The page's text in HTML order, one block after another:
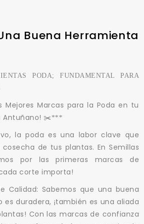
Buena Herramienta
PODA; FUNDAMENTAL PARA
Mejores Marcas para la Poda en tu
Antuñano! ✂️***
la poda es una labor clave que
de tus plantas. En Semillas
por las primeras marcas de
corte importa!
Calidad: Sabemos que una buena
duradera, ¡también es una aliada
Con las marcas de confianza